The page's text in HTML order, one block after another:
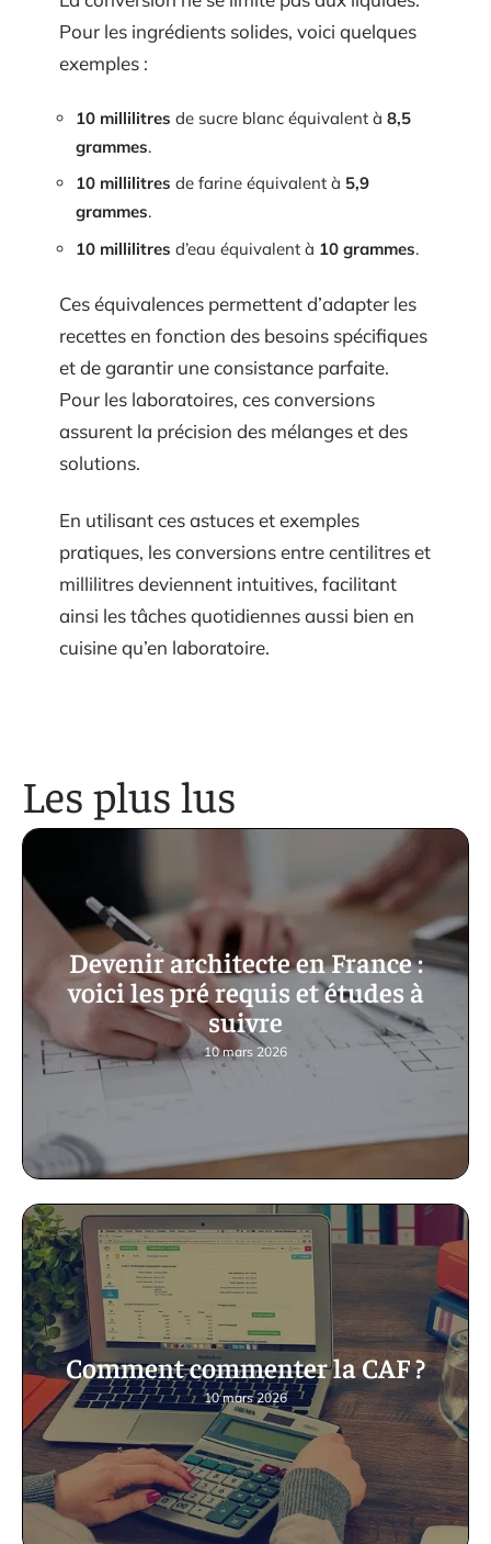
Pour les ingrédients solides, voici quelques
exemples :
10 millilitres de sucre blanc équivalent à 8,5
grammes.
10 millilitres de farine équivalent à 5,9
grammes.
10 millilitres d’eau équivalent à 10 grammes.
Ces équivalences permettent d’adapter les
recettes en fonction des besoins spécifiques
et de garantir une consistance parfaite.
Pour les laboratoires, ces conversions
assurent la précision des mélanges et des
solutions.
En utilisant ces astuces et exemples
pratiques, les conversions entre centilitres et
millilitres deviennent intuitives, facilitant
ainsi les tâches quotidiennes aussi bien en
cuisine qu’en laboratoire.
Les plus lus
Devenir architecte en France :
voici les pré requis et études à
suivre
10 mars 2026
Comment commenter la CAF ?
10 mars 2026